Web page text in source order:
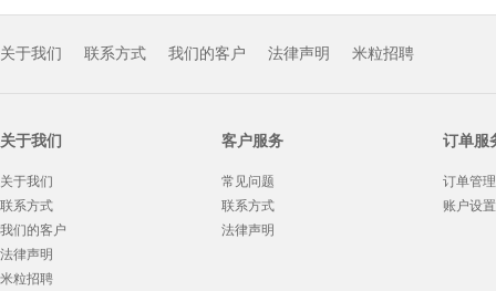
关于我们 联系方式 我们的客户 法律声明 米粒招聘
关于我们
关于我们
联系方式
我们的客户
法律声明
米粒招聘
客户服务
常见问题
联系方式
法律声明
订单服
订单管理
账户设置